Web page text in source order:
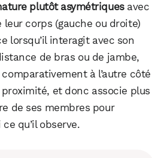
plutôt asymétriquesavec
leur corps (gauche ou droite)
lorsqu’il interagit avec son
de bras ou de jambe,
à l’autre côté
et donc associe plus
de ses membres pour
qu’il observe.